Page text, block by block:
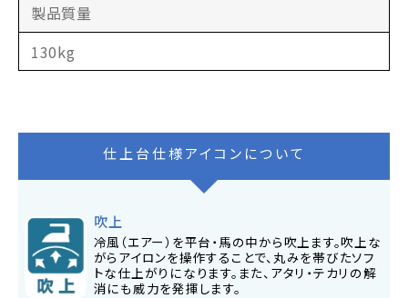
製品質量
130kg
仕上台仕様アイコンについて
吹上
冷風（エアー）を平台・馬の中から吹上ます。吹上な
がらアイロンを操作することで、丸みを帯びたソフ
トな仕上がりになります。また、アタリ・テカリの解
消にも威力を発揮します。